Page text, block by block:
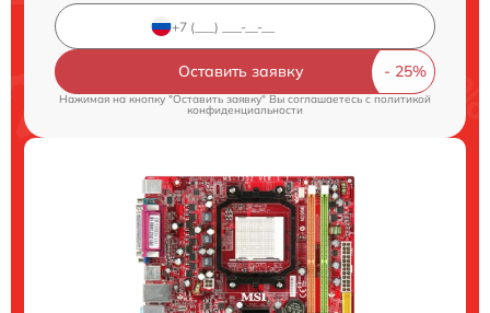
Оставить заявку
Нажимая на кнопку "Оставить заявку" Вы соглашаетесь cполитикой
конфиденциальности